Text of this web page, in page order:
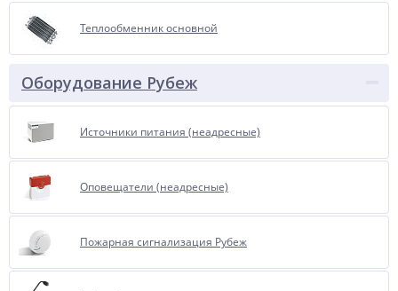
Теплообменник основной
Оборудование Рубеж
Источники питания (неадресные)
Оповещатели (неадресные)
Пожарная сигнализация Рубеж